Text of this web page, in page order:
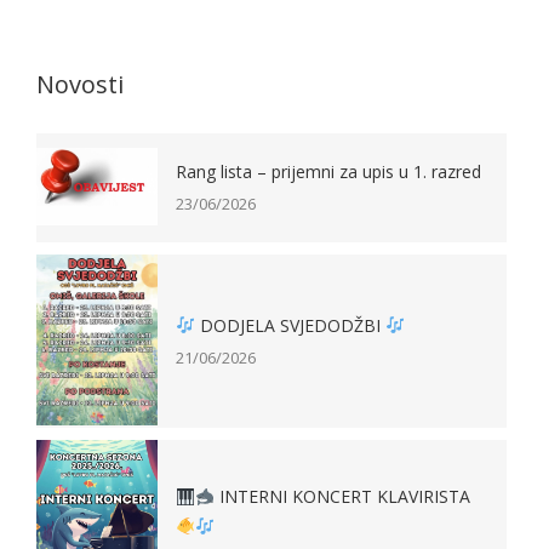
Novosti
Rang lista – prijemni za upis u 1. razred
23/06/2026
DODJELA SVJEDODŽBI
21/06/2026
INTERNI KONCERT KLAVIRISTA